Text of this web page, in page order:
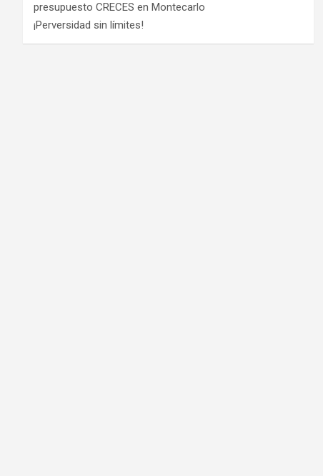
presupuesto CRECES en Montecarlo
¡Perversidad sin límites!